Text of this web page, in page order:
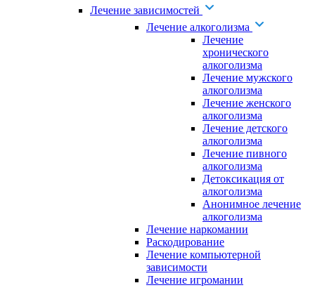
Лечение зависимостей
Лечение алкоголизма
Лечение
хронического
алкоголизма
Лечение мужского
алкоголизма
Лечение женского
алкоголизма
Лечение детского
алкоголизма
Лечение пивного
алкоголизма
Детоксикация от
алкоголизма
Анонимное лечение
алкоголизма
Лечение наркомании
Раскодирование
Лечение компьютерной
зависимости
Лечение игромании